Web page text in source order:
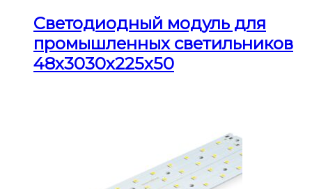
Светодиодный модуль для
промышленных светильников
48х3030х225х50